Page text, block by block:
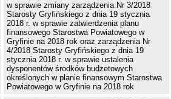
w sprawie zmiany zarządzenia Nr 3/2018
Starosty Gryfińskiego z dnia 19 stycznia
2018 r. w sprawie zatwierdzenia planu
finansowego Starostwa Powiatowego w
Gryfinie na 2018 rok oraz zarządzenia Nr
4/2018 Starosty Gryfińskiego z dnia 19
stycznia 2018 r. w sprawie ustalenia
dysponentów środków budżetowych
określonych w planie finansowym Starostwa
Powiatowego w Gryfinie na 2018 rok